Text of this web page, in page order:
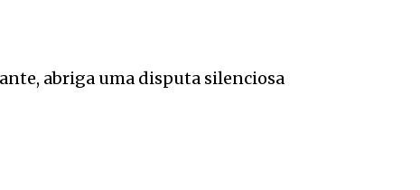
abriga uma disputa silenciosa